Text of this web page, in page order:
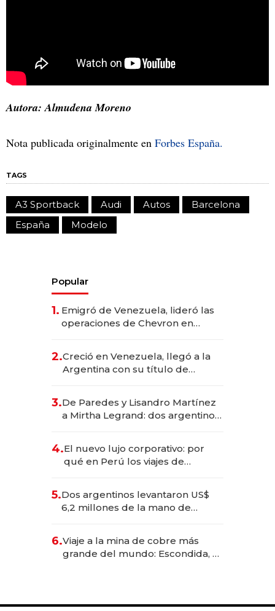
Autora: Almudena Moreno
Nota publicada originalmente en Forbes España.
TAGS
A3 Sportback Audi Autos
Barcelona
España
Modelo
Popular
1. Emigró de Venezuela, lideró las
operaciones de Chevron en
2.Creció en Venezuela, llegó a la
Argentina con su título de
las marcas "fast premium"
3.De Paredes y Lisandro Martínez
a Mirtha Legrand: dos argentinos
4.El nuevo lujo corporativo: por
qué en Perú los viajes de
transformadoras
5.Dos argentinos levantaron US$
6,2 millones de la mano de
6.Viaje a la mina de cobre más
grande del mundo: Escondida, el